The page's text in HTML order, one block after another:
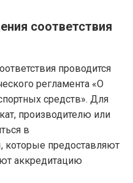
соответствия
проводится
регламента «О
средств». Для
производителю или
в
которые предоставляют
аккредитацию